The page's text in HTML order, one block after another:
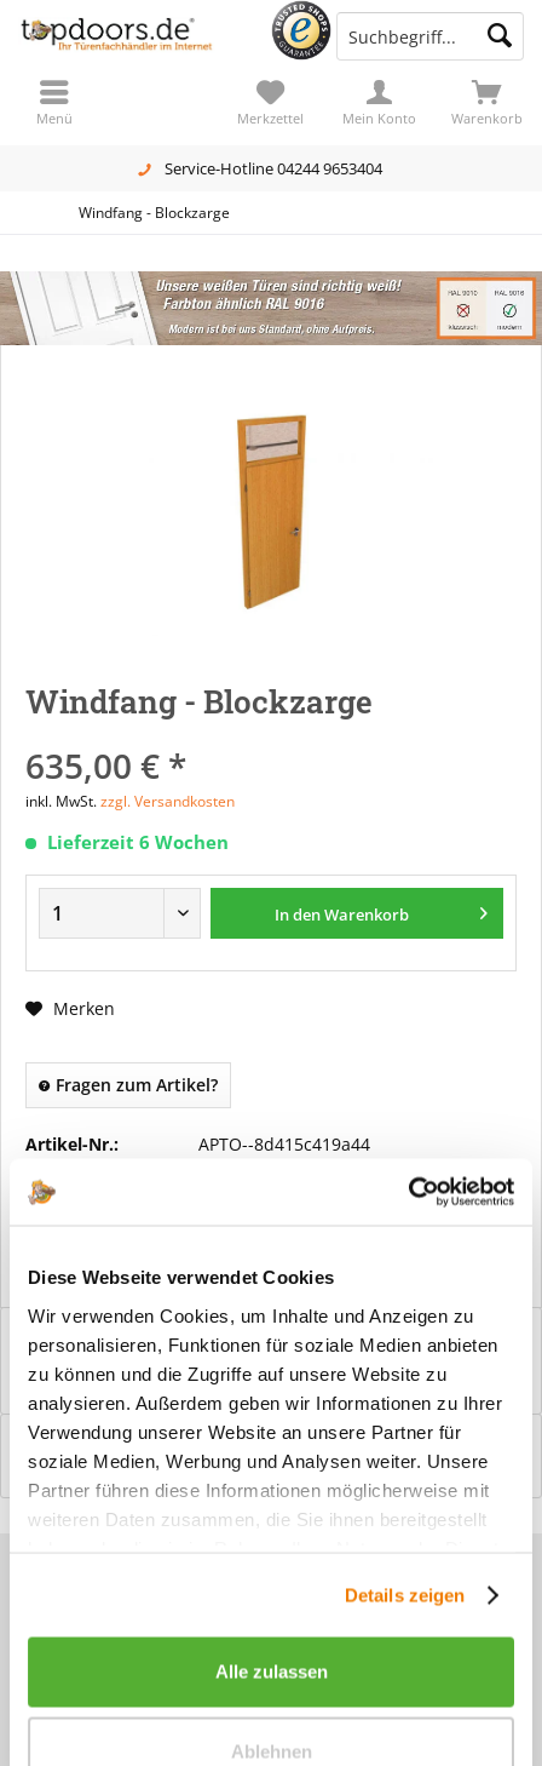
Diese Webseite verwendet Cookies
Wir verwenden Cookies, um Inhalte und Anzeigen zu
personalisieren, Funktionen für soziale Medien anbieten
zu können und die Zugriffe auf unsere Website zu
analysieren. Außerdem geben wir Informationen zu Ihrer
Verwendung unserer Website an unsere Partner für
soziale Medien, Werbung und Analysen weiter. Unsere
Partner führen diese Informationen möglicherweise mit
weiteren Daten zusammen, die Sie ihnen bereitgestellt
Details zeigen
Alle zulassen
Ablehnen
Service-Hotline 04244 9653404
Warenkorb
Merkzettel Mein Konto
Menü
Windfang - Blockzarge
Windfang - Blockzarge
635,00 € *
inkl. MwSt.zzgl. Versandkosten
Lieferzeit 6 Wochen
In denWarenkorb
Merken
Fragen zum Artikel?
Artikel-Nr.: APTO--8d415c419a44
Vorteile
Windfangelemente online am Bildschirm konfigurieren und
einbaufertig bestellen. In wenigen...
Bewertungen
0
Bewertungen lesen, schreiben und diskutieren...mehr
Sie haben Fragen zu unseren
+49 (0)4244 965 34 04
Mo - Do, 09:00 - 16:00 Uhr
und Fr, 09:00 - 13:00 Uhr